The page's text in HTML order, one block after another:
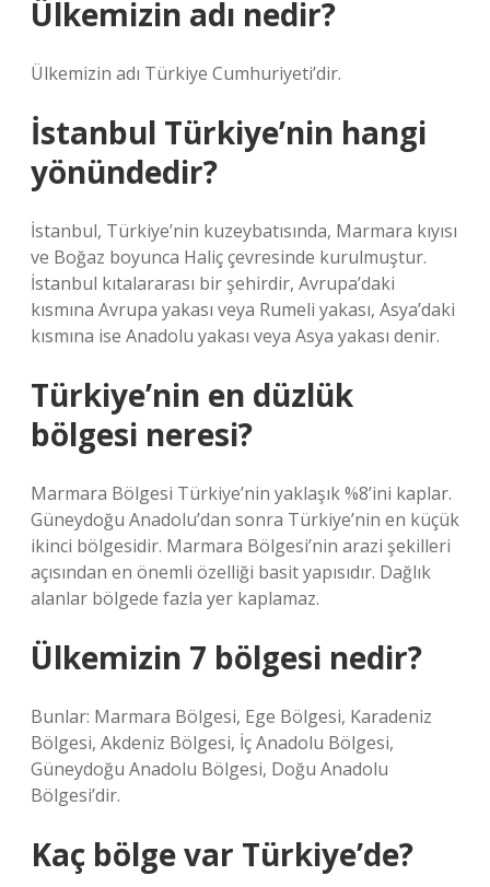
Ülkemizin adı nedir?
Ülkemizin adı Türkiye Cumhuriyeti’dir.
İstanbul Türkiye’nin hangi
yönündedir?
İstanbul, Türkiye’nin kuzeybatısında, Marmara kıyısı
ve Boğaz boyunca Haliç çevresinde kurulmuştur.
İstanbul kıtalararası bir şehirdir, Avrupa’daki
kısmına Avrupa yakası veya Rumeli yakası, Asya’daki
kısmına ise Anadolu yakası veya Asya yakası denir.
Türkiye’nin en düzlük
bölgesi neresi?
Marmara Bölgesi Türkiye’nin yaklaşık %8’ini kaplar.
Güneydoğu Anadolu’dan sonra Türkiye’nin en küçük
ikinci bölgesidir. Marmara Bölgesi’nin arazi şekilleri
açısından en önemli özelliği basit yapısıdır. Dağlık
alanlar bölgede fazla yer kaplamaz.
Ülkemizin 7 bölgesi nedir?
Bunlar: Marmara Bölgesi, Ege Bölgesi, Karadeniz
Bölgesi, Akdeniz Bölgesi, İç Anadolu Bölgesi,
Güneydoğu Anadolu Bölgesi, Doğu Anadolu
Bölgesi’dir.
Kaç bölge var Türkiye’de?